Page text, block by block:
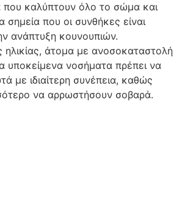
καλύπτουν όλο το σώμα και
σημεία που οι συνθήκες είναι
ανάπτυξη κουνουπιών.
άτομα με ανοσοκαταστολή
υποκείμενα νοσήματα πρέπει να
με ιδιαίτερη συνέπεια, καθώς
να αρρωστήσουν σοβαρά.